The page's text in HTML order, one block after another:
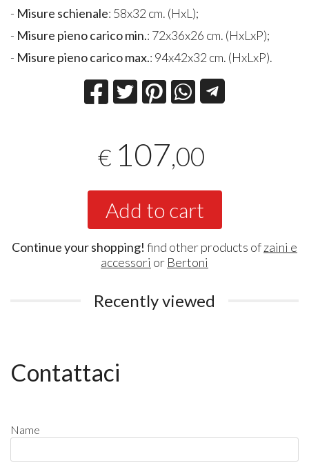
- Misure schienale: 58x32 cm. (HxL);
- Misure pieno carico min.: 72x36x26 cm. (HxLxP);
- Misure pieno carico max.: 94x42x32 cm. (HxLxP).
€ 107,00
Add to cart
Continue your shopping! find other products ofzaini e
accessori or Bertoni
Recently viewed
Contattaci
Name